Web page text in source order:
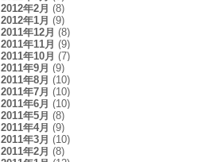
2012年2月 (8)
2012年1月 (9)
2011年12月 (8)
2011年11月 (9)
2011年10月 (7)
2011年9月 (9)
2011年8月 (10)
2011年7月 (10)
2011年6月 (10)
2011年5月 (8)
2011年4月 (9)
2011年3月 (10)
2011年2月 (8)